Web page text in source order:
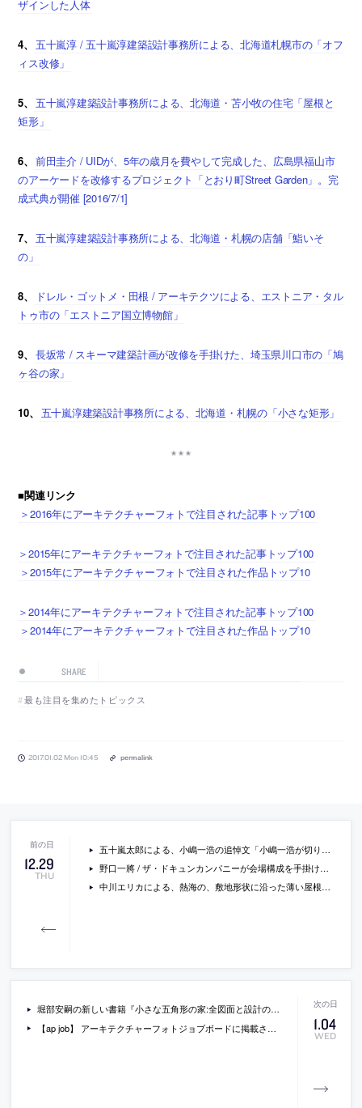
ザインした人体
4、
五十嵐淳 / 五十嵐淳建築設計事務所による、北海道札幌市の「オフ
ィス改修」
5、
五十嵐淳建築設計事務所による、北海道・苫小牧の住宅「屋根と
矩形」
6、
前田圭介 / UIDが、5年の歳月を費やして完成した、広島県福山市
のアーケードを改修するプロジェクト「とおり町Street Garden」。完
成式典が開催 [2016/7/1]
7、
五十嵐淳建築設計事務所による、北海道・札幌の店舗「鮨いそ
の」
8、
ドレル・ゴットメ・田根 / アーキテクツによる、エストニア・タル
トゥ市の「エストニア国立博物館」
9、
長坂常 / スキーマ建築計画が改修を手掛けた、埼玉県川口市の「鳩
ヶ谷の家」
10、 五十嵐淳建築設計事務所による、北海道・札幌の「小さな矩形」
■関連リンク
＞2016年にアーキテクチャーフォトで注目された記事トップ100
＞2015年にアーキテクチャーフォトで注目された記事トップ100
＞2015年にアーキテクチャーフォトで注目された作品トップ10
＞2014年にアーキテクチャーフォトで注目された記事トップ100
＞2014年にアーキテクチャーフォトで注目された作品トップ10
SHARE
最も注目を集めたトピックス
2017.01.02 Mon 10:45 permalink
12.29
THU
五十嵐太郎による、小嶋一浩の追悼文「小嶋一浩が切り開いたもの」
野口一將 / ザ・ドキュンカンパニーが会場構成を手掛けた「きゃりーぱみゅぱみゅアートワーク展」
中川エリカによる、熱海の、敷地形状に沿った薄い屋根とそれを支えるRCの列柱が印象的な住宅「桃山ハウス」の写真
1.04
WED
堀部安嗣の新しい書籍『小さな五角形の家:全図面と設計の現場』
【ap job】 アーキテクチャーフォトジョブボードに掲載されている求人情報一覧 (2017/1/3)